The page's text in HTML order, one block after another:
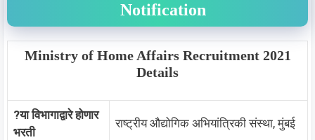
Notification
Ministry of Home Affairs Recruitment 2021
Details
?या विभागाद्वारे होणार
भरती
राष्ट्रीय औद्योगिक अभियांत्रिकी संस्था, मुंबई